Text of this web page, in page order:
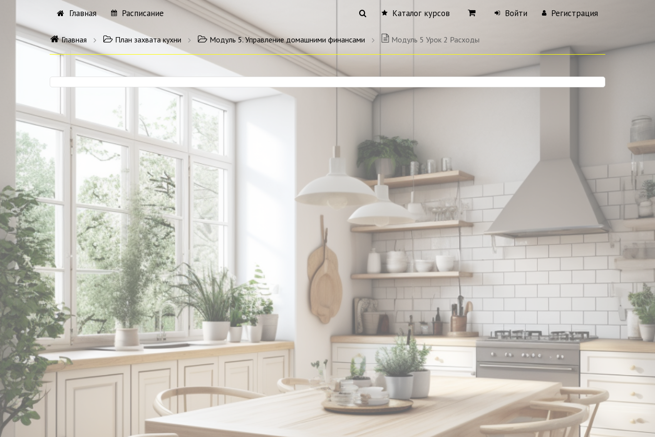
Главная Расписание Каталог курсов Войти Регистрация
Главная План захвата кухни Модуль 5. Управление домашними финансами Модуль 5 Урок 2 Расходы